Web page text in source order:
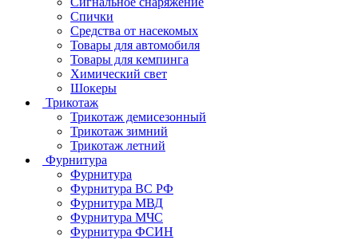
Спички
Средства от насекомых
Товары для автомобиля
Товары для кемпинга
Химический свет
Шокеры
Трикотаж
Трикотаж демисезонный
Трикотаж зимний
Трикотаж летний
Фурнитура
Фурнитура
Фурнитура ВС РФ
Фурнитура МВД
Фурнитура МЧС
Фурнитура ФСИН